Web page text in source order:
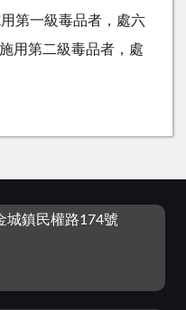
第一級毒品者，處六
用第二級毒品者，處
城鎮民權路174號